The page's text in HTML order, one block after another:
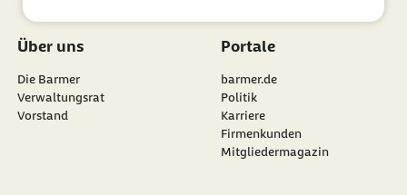
Über uns
Die Barmer
Verwaltungsrat
Vorstand
Portale
barmer.de
Politik
Karriere
Firmenkunden
Mitgliedermagazin